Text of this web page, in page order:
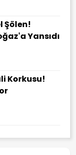
Şölen!
Yansıdı
Korkusu!